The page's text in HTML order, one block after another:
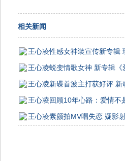
相关新闻
王心凌性感女神装宣传新专辑
王心凌蜕变情歌女神 新专辑
王心凌新碟首波主打获好评 新
王心凌回顾10年心路：爱情不
王心凌素颜拍MV唱失恋 疑影